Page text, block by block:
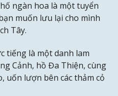
ngàn hoa là một tuyển
muốn lưu lại cho mình
Tây.
tiếng là một danh lam
Cảnh, hồ Đa Thiện, cùng
uốn lượn bên các thảm cỏ